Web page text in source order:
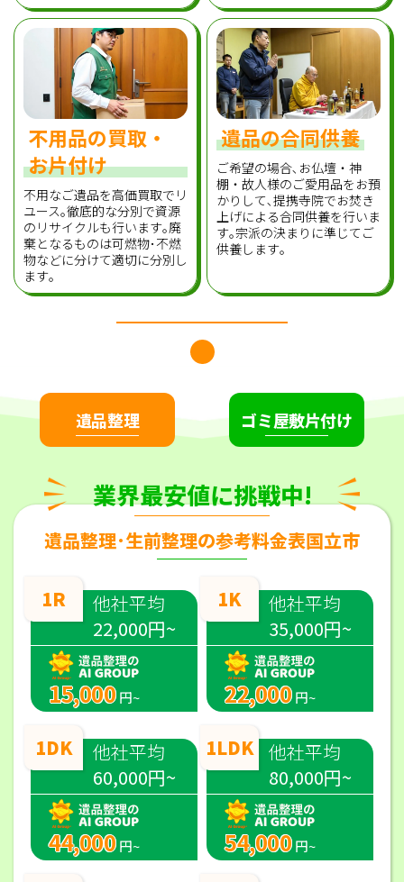
不用品の買取・
お片付け
不用なご遺品を高価買取でリ
ユース｡徹底的な分別で資源
のリサイクルも行います｡廃
棄となるものは可燃物･不燃
物などに分けて適切に分別し
ます｡
遺品の合同供養
ご希望の場合､お仏壇・神
棚・故人様のご愛用品をお預
かりして､提携寺院でお焚き
上げによる合同供養を行いま
す｡宗派の決まりに準じてご
供養します｡
遺品整理 ゴミ屋敷片付け
業界最安値に挑戦中!
遺品整理･生前整理の参考料金表国立市
1R
他社平均
22,000円~
15,000 円~
1DK
他社平均
60,000円~
44,000 円~
1K
他社平均
35,000円~
22,000 円~
1LDK 他社平均
80,000円~
54,000 円~